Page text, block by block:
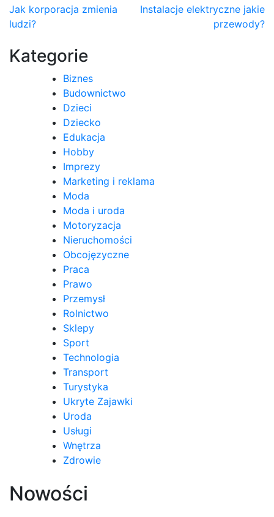
Nawigacja
wpisu
Jak korporacja zmienia
ludzi?
Instalacje elektryczne jakie
przewody?
Kategorie
Biznes
Budownictwo
Dzieci
Dziecko
Edukacja
Hobby
Imprezy
Marketing i reklama
Moda
Moda i uroda
Motoryzacja
Nieruchomości
Obcojęzyczne
Praca
Prawo
Przemysł
Rolnictwo
Sklepy
Sport
Technologia
Transport
Turystyka
Ukryte Zajawki
Uroda
Usługi
Wnętrza
Zdrowie
Nowości